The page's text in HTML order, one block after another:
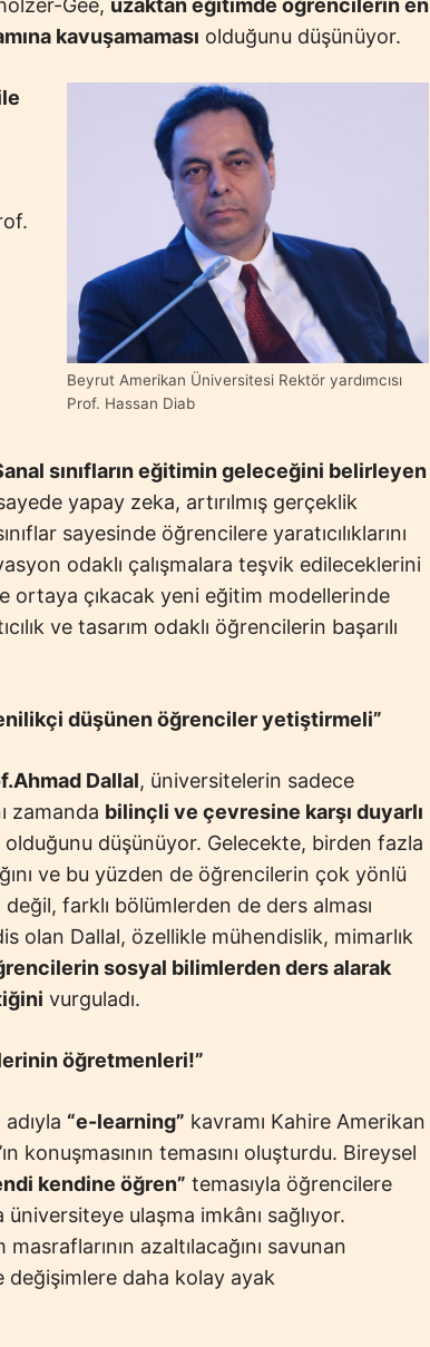
kavuşamaması olduğunu düşünüyor.
Beyrut Amerikan Üniversitesi Rektör yardımcısı
Prof. Hassan Diab
sınıfların eğitimin geleceğini belirleyen
yapay zeka, artırılmış gerçeklik
sayesinde öğrencilere yaratıcılıklarını
odaklı çalışmalara teşvik edileceklerini
ortaya çıkacak yeni eğitim modellerinde
ve tasarım odaklı öğrencilerin başarılı
düşünen öğrenciler yetiştirmeli”
Dallal, üniversitelerin sadece
zamanda bilinçli ve çevresine karşı duyarlı
olduğunu düşünüyor. Gelecekte, birden fazla
ve bu yüzden de öğrencilerin çok yönlü
farklı bölümlerden de ders alması
olan Dallal, özellikle mühendislik, mimarlık
sosyal bilimlerden ders alarak
vurguladı.
öğretmenleri!”
“e-learning” kavramı Kahire Amerikan
konuşmasının temasını oluşturdu. Bireysel
kendine öğren” temasıyla öğrencilere
ulaşma imkânı sağlıyor.
azaltılacağını savunan
değişimlere daha kolay ayak